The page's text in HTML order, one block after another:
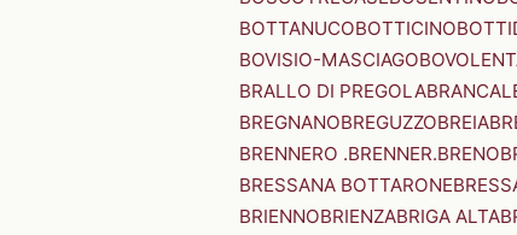
BOTTANUCOBOTTICINO
BOVISIO-MASCIAGO
BRALLO DI PREGOLA
BREGNANOBREGUZZOBREIA
BRENNERO .BRENNER.BRENO
BRESSANA BOTTARONE
BRIENNOBRIENZABRIGA ALTA